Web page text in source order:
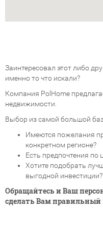
Заинтересовал этот либо
именно то что искали?
Компания PolHome
недвижимости.
Выбор из самой большой
Имеются пожелания
конкретном регионе?
Есть предпочтения по
Хотите подобрать
выгодной инвестиции?
Обращайтесь и Ваш
сделать Вам правильный